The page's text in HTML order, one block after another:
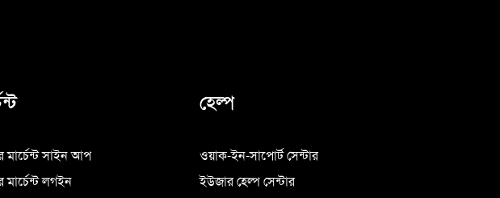
মার্চেন্ট সাইন আপ
মার্চেন্ট লগইন
হেল্প
ওয়াক-ইন-সাপোর্ট সেন্টার
ইউজার হেল্প সেন্টার